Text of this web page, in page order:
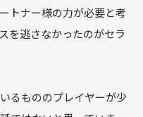
トナー様の力が必要と考
を逃さなかったのがセラ
るもののプレイヤーが少